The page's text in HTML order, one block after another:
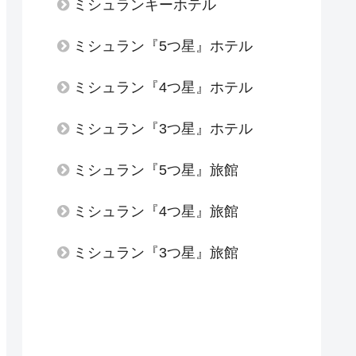
ミシュランキーホテル
ミシュラン『5つ星』ホテル
ミシュラン『4つ星』ホテル
ミシュラン『3つ星』ホテル
ミシュラン『5つ星』旅館
ミシュラン『4つ星』旅館
ミシュラン『3つ星』旅館